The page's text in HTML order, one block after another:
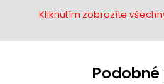
Kliknutím zobrazíte